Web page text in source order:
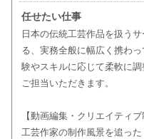
任せたい仕事
日本の伝統工芸作品を扱う
る、実務全般に幅広く携わ
験やスキルに応じて柔軟に
ご担当いただきます。
【動画編集・クリエイティブ
工芸作家の制作風景を追っ